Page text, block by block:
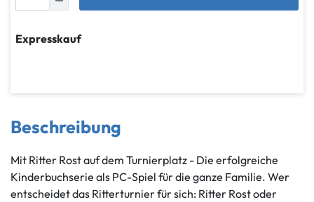
Expresskauf
Beschreibung
Mit Ritter Rost auf dem Turnierplatz - Die erfolgreiche
Kinderbuchserie als PC-Spiel für die ganze Familie. Wer
entscheidet das Ritterturnier für sich: Ritter Rost oder